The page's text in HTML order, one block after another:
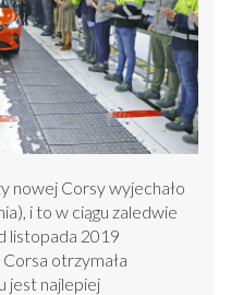
nowej Corsy wyjechało
i to w ciągu zaledwie
listopada 2019
otrzymała
jest najlepiej